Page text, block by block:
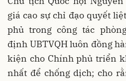
giá cao sự chỉ đạo quyết
phủ trong công tác
định UBTVQH luôn đồng
kiện cho Chính phủ triển
nhất để chống dịch; cho